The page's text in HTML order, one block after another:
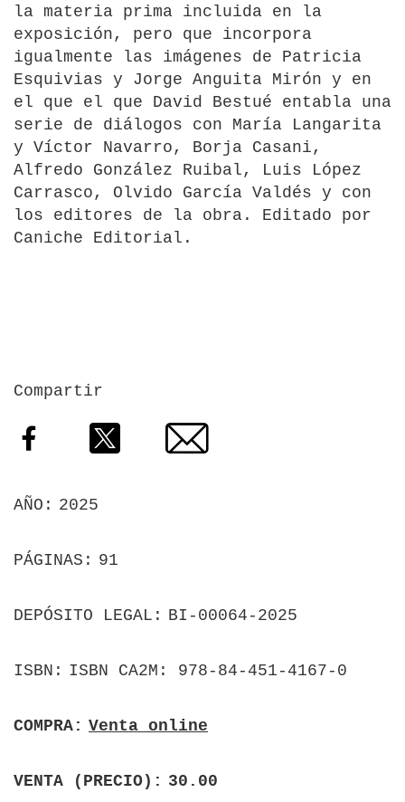
la materia prima incluida en la
exposición, pero que incorpora
igualmente las imágenes de Patricia
Esquivias y Jorge Anguita Mirón y en
el que el que David Bestué entabla una
serie de diálogos con María Langarita
y Víctor Navarro, Borja Casani,
Alfredo González Ruibal, Luis López
Carrasco, Olvido García Valdés y con
los editores de la obra. Editado por
Caniche Editorial.
Compartir
Facebook Twitter Email
AÑO 2025
PÁGINAS 91
DEPÓSITO LEGAL BI-00064-2025
ISBN ISBN CA2M: 978-84-451-4167-0
COMPRA Venta online
VENTA (PRECIO) 30.00